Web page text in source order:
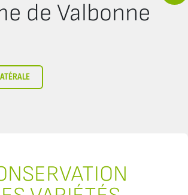
de Valbonne